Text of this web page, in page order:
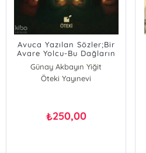
Avuca Yazılan Sözler;Bir
Avare Yolcu-Bu Dağların
Joker'i
Günay Akbayın Yiğit
Öteki Yayınevi
₺250,00